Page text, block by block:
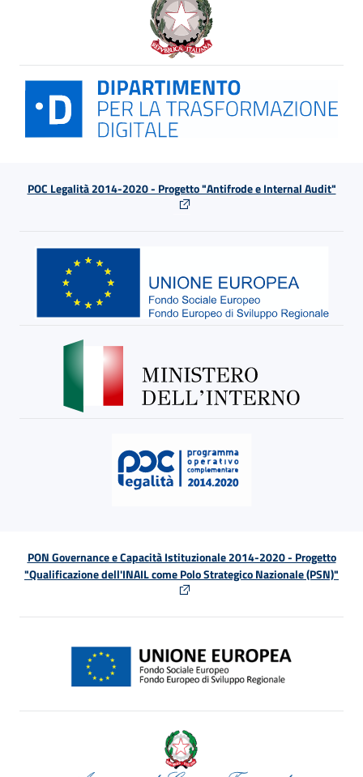
POC Legalità 2014-2020 - Progetto "Antifrode e Internal Audit"
PON Governance e Capacità Istituzionale 2014-2020 - Progetto
"Qualificazione dell'INAIL come Polo Strategico Nazionale (PSN)"